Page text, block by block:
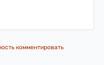
комментировать